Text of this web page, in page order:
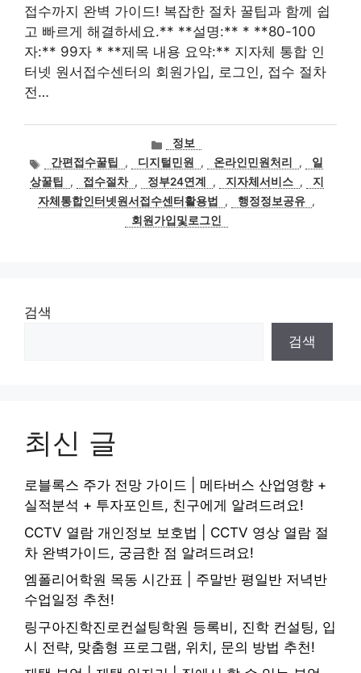
접수까지 완벽 가이드! 복잡한 절차 꿀팁과 함께 쉽
고 빠르게 해결하세요.** **설명:** * **80-100
자:** 99자 * **제목 내용 요약:** 지자체 통합 인
터넷 원서접수센터의 회원가입, 로그인, 접수 절차
전…
카
테
고
리
정보
태
그
간편접수꿀팁 , 디지털민원 , 온라인민원처리 ,
일
상꿀팁
, 접수절차 , 정부24연계 , 지자체서비스 ,
지
자체통합인터넷원서접수센터활용법
, 행정정보공유 ,
회원가입및로그인
검색
검색
최신 글
로블록스 주가 전망 가이드 | 메타버스 산업영향 +
실적분석 + 투자포인트, 친구에게 알려드려요!
CCTV 열람 개인정보 보호법 | CCTV 영상 열람 절
차 완벽가이드, 궁금한 점 알려드려요!
엠폴리어학원 목동 시간표 | 주말반 평일반 저녁반
수업일정 추천!
링구아진학진로컨설팅학원 등록비, 진학 컨설팅, 입
시 전략, 맞춤형 프로그램, 위치, 문의 방법 추천!